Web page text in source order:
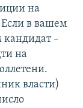
на
Если в вашем
кандидат –
на
власти)